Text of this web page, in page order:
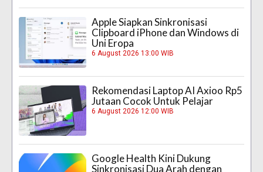
Apple Siapkan Sinkronisasi
Clipboard iPhone dan Windows di
Uni Eropa
6 August 2026 13:00 WIB
Rekomendasi Laptop AI Axioo Rp5
Jutaan Cocok Untuk Pelajar
6 August 2026 12:00 WIB
Google Health Kini Dukung
Sinkronisasi Dua Arah dengan